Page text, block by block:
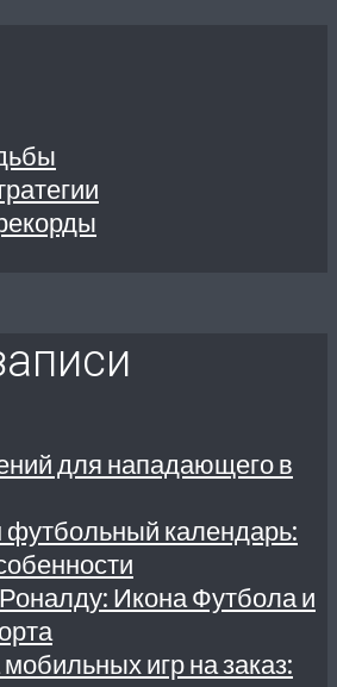
для нападающего в
футбольный календарь:
Икона Футбола и
игр на заказ: